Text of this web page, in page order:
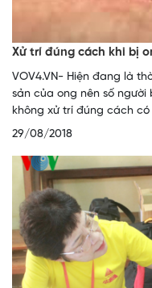
Xử trí đúng cách khi bị
VOV4.VN- Hiện đang là
sản của ong nên số
không xử trí đúng cách
29/08/2018